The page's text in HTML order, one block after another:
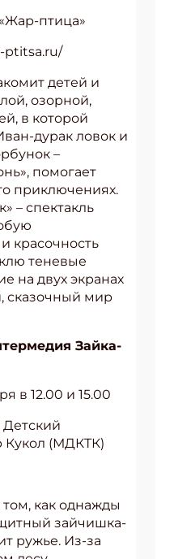
«Жар-птица»
ptitsa.ru/
детей и
озорной,
в которой
дурак ловок и
–
помогает
приключениях.
– спектакль
красочность
теневые
на двух экранах
сказочный мир
Зайка-
в 12.00 и 15.00
Детский
Кукол (МДКТК)
как однажды
зайчишка-
ружье. Из-за